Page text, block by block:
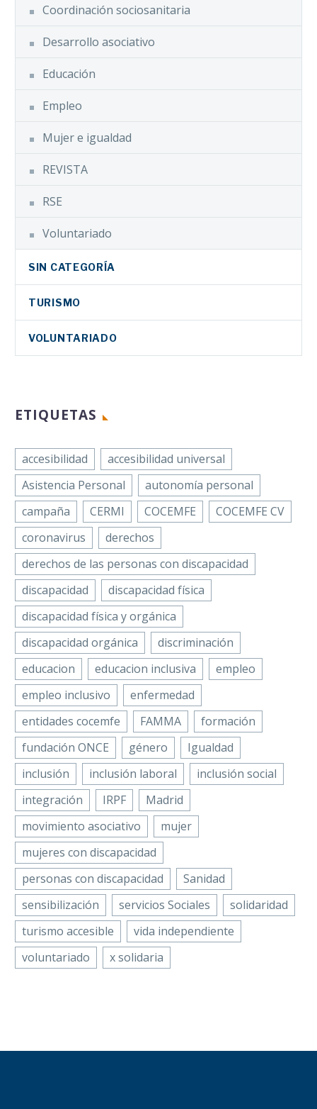
Coordinación sociosanitaria
Desarrollo asociativo
Educación
Empleo
Mujer e igualdad
REVISTA
RSE
Voluntariado
SIN CATEGORÍA
TURISMO
VOLUNTARIADO
ETIQUETAS
accesibilidad
accesibilidad universal
Asistencia Personal
autonomía personal
campaña
CERMI COCEMFE
COCEMFE CV
coronavirus
derechos
derechos de las personas con discapacidad
discapacidad
discapacidad física
discapacidad física y orgánica
discapacidad orgánica
discriminación
educacion
educacion inclusiva
empleo
empleo inclusivo
enfermedad
entidades cocemfe
FAMMA
formación
fundación ONCE
género
Igualdad
inclusión
inclusión laboral
inclusión social
integración
IRPF
Madrid
movimiento asociativo
mujer
mujeres con discapacidad
personas con discapacidad
Sanidad
sensibilización
servicios Sociales
solidaridad
turismo accesible
vida independiente
voluntariado
x solidaria